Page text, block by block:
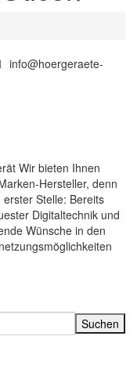
info@hoergeraete-
Wir bieten Ihnen
Hersteller, denn
Stelle: Bereits
Digitaltechnik und
Wünsche in den